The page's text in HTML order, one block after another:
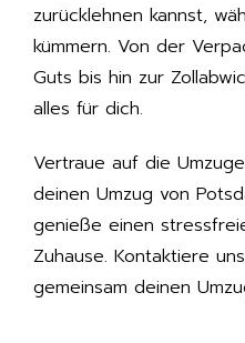
zurücklehnen kannst,
kümmern. Von der
Guts bis hin zur
alles für dich.
Vertraue auf die
deinen Umzug von
genieße einen
Zuhause. Kontaktiere
gemeinsam deinen